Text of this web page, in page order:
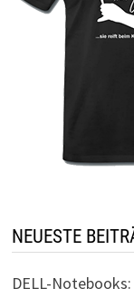
NEUESTE
DELL-